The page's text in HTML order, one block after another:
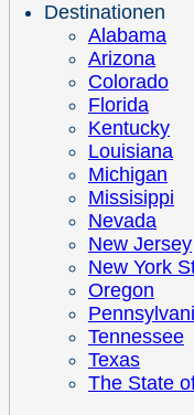
Destinationen
Alabama
Arizona
Colorado
Florida
Kentucky
Louisiana
Michigan
Missisippi
Nevada
New Jersey
New York
Oregon
Tennessee
Texas
The State